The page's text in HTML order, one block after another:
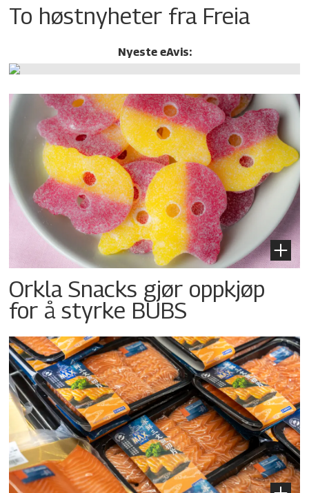
To høstnyheter fra Freia
Nyeste eAvis:
Orkla Snacks gjør oppkjøp
for å styrke BUBS